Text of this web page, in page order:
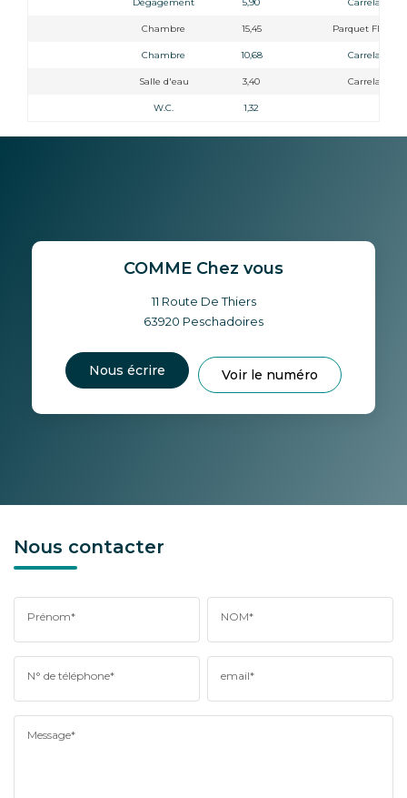
Chambre 15,45 Parquet
Chambre 10,68 Carrelage
Salle d'eau 3,40 Carrelage
W.C. 1,32
COMME Chez vous
11 Route De Thiers
63920 Peschadoires
Nous écrire Voir le numéro
Nous contacter
Prénom* NOM*
N° de téléphone* email*
Message*